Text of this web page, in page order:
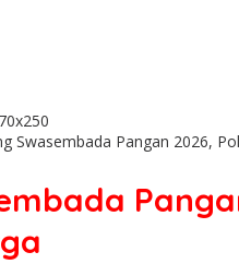
Swasembada Pangan 2026,